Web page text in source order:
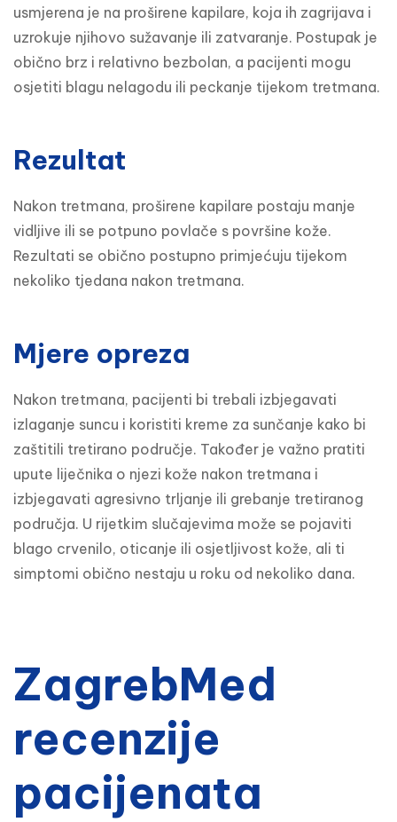
usmjerena je na proširene kapilare, koja ih zagrijava i
uzrokuje njihovo sužavanje ili zatvaranje. Postupak je
obično brz i relativno bezbolan, a pacijenti mogu
osjetiti blagu nelagodu ili peckanje tijekom tretmana.
Rezultat
Nakon tretmana, proširene kapilare postaju manje
vidljive ili se potpuno povlače s površine kože.
Rezultati se obično postupno primjećuju tijekom
nekoliko tjedana nakon tretmana.
Mjere opreza
Nakon tretmana, pacijenti bi trebali izbjegavati
izlaganje suncu i koristiti kreme za sunčanje kako bi
zaštitili tretirano područje. Također je važno pratiti
upute liječnika o njezi kože nakon tretmana i
izbjegavati agresivno trljanje ili grebanje tretiranog
područja. U rijetkim slučajevima može se pojaviti
blago crvenilo, oticanje ili osjetljivost kože, ali ti
simptomi obično nestaju u roku od nekoliko dana.
ZagrebMed
recenzije
pacijenata